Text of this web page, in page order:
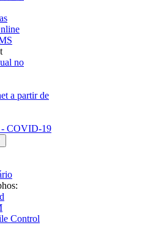
no
a partir de
- COVID-19
Control